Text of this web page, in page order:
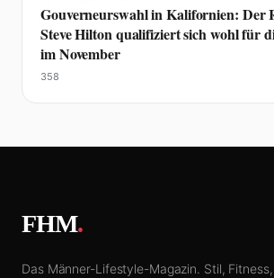
Gouverneurswahl in Kalifornien: Der
Steve Hilton qualifiziert sich wohl für
im November
358
FHM.
Das Männer-Lifestyle-Magazin. Stil,